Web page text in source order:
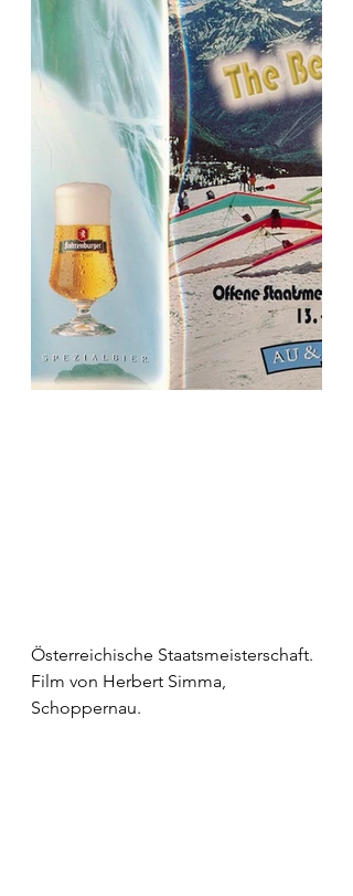
Österreichische Staatsmeisterschaft.
Film von Herbert Simma,
Schoppernau.